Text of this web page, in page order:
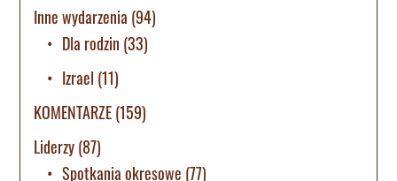
Inne wydarzenia (94)
Dla rodzin (33)
Izrael (11)
KOMENTARZE(159)
Liderzy(87)
Spotkania okresowe (77)